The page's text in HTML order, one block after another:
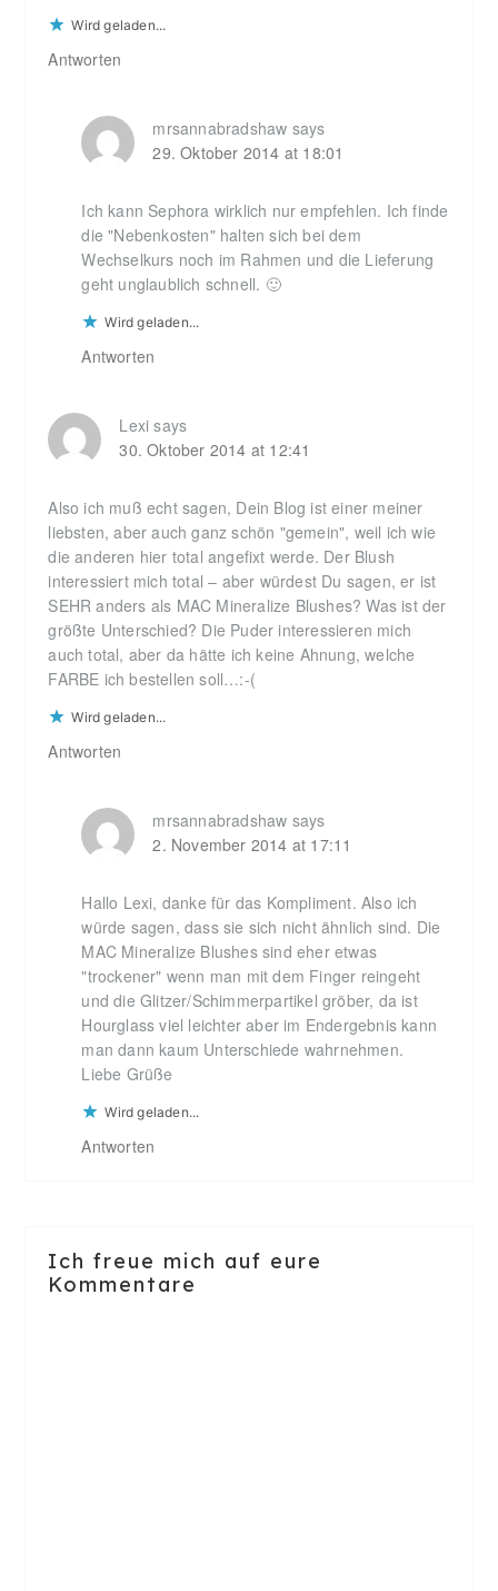
Wird geladen...
Antworten
mrsannabradshaw says
29. Oktober 2014 at 18:01
Ich kann Sephora wirklich nur empfehlen. Ich finde
die "Nebenkosten" halten sich bei dem
Wechselkurs noch im Rahmen und die Lieferung
geht unglaublich schnell. 🙂
Wird geladen...
Antworten
Lexi says
30. Oktober 2014 at 12:41
Also ich muß echt sagen, Dein Blog ist einer meiner
liebsten, aber auch ganz schön "gemein", weil ich wie
die anderen hier total angefixt werde. Der Blush
interessiert mich total – aber würdest Du sagen, er ist
SEHR anders als MAC Mineralize Blushes? Was ist der
größte Unterschied? Die Puder interessieren mich
auch total, aber da hätte ich keine Ahnung, welche
FARBE ich bestellen soll…:-(
Wird geladen...
Antworten
mrsannabradshaw says
2. November 2014 at 17:11
Hallo Lexi, danke für das Kompliment. Also ich
würde sagen, dass sie sich nicht ähnlich sind. Die
MAC Mineralize Blushes sind eher etwas
"trockener" wenn man mit dem Finger reingeht
und die Glitzer/Schimmerpartikel gröber, da ist
Hourglass viel leichter aber im Endergebnis kann
man dann kaum Unterschiede wahrnehmen.
Liebe Grüße
Wird geladen...
Antworten
Ich freue mich auf eure
Kommentare